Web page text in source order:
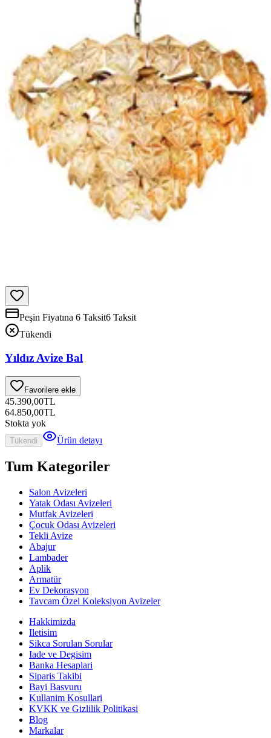
Peşin Fiyatına 6 Taksit6 Taksit
Tükendi
Yıldız Avize Bal
Favorilere ekle
45.390,00TL
64.850,00TL
Stokta yok
Tükendi Ürün detayı
Tum Kategoriler
Salon Avizeleri
Yatak Odası Avizeleri
Mutfak Avizeleri
Çocuk Odası Avizeleri
Tekli Avize
Abajur
Lambader
Aplik
Armatür
Ev Dekorasyon
Tavcam Özel Koleksiyon Avizeler
Hakkimizda
Iletisim
Sikca Sorulan Sorular
Iade ve Degisim
Banka Hesaplari
Siparis Takibi
Bayi Basvuru
Kullanim Kosullari
KVKK ve Gizlilik Politikasi
Blog
Markalar